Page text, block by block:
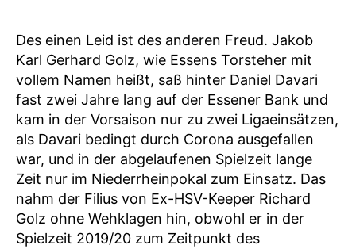
Des einen Leid ist des anderen Freud. Jakob
Karl Gerhard Golz, wie Essens Torsteher mit
vollem Namen heißt, saß hinter Daniel Davari
fast zwei Jahre lang auf der Essener Bank und
kam in der Vorsaison nur zu zwei Ligaeinsätzen,
als Davari bedingt durch Corona ausgefallen
war, und in der abgelaufenen Spielzeit lange
Zeit nur im Niederrheinpokal zum Einsatz. Das
nahm der Filius von Ex-HSV-Keeper Richard
Golz ohne Wehklagen hin, obwohl er in der
Spielzeit 2019/20 zum Zeitpunkt des